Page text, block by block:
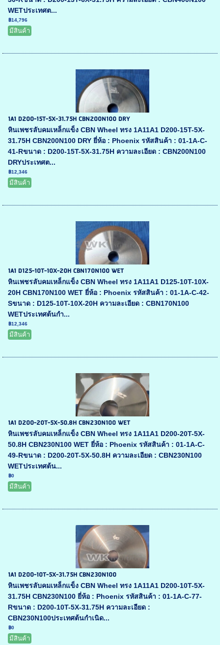
WETประเทศต...
฿14,796
มีสินค้า
1A1 D200-15T-5X-31.75H CBN200N100 DRY
หินเพชรลับคมเหล็กแข็ง CBN Wheel ทรง 1A11A1 D200-15T-5X-
31.75H CBN200N100 DRY ยี่ห้อ : Phoenix รหัสสินค้า : 01-1A-C-
41-Rขนาด : D200-15T-5X-31.75H ความละเอียด : CBN200N100
DRYประเทศต...
฿12,346
มีสินค้า
1A1 D125-10T-10X-20H CBN170N100 WET
หินเพชรลับคมเหล็กแข็ง CBN Wheel ทรง 1A11A1 D125-10T-10X-
20H CBN170N100 WET ยี่ห้อ : Phoenix รหัสสินค้า : 01-1A-C-42-
Sขนาด : D125-10T-10X-20H ความละเอียด : CBN170N100
WETประเทศต้นกำ...
฿12,346
มีสินค้า
1A1 D200-20T-5X-50.8H CBN230N100 WET
หินเพชรลับคมเหล็กแข็ง CBN Wheel ทรง 1A11A1 D200-20T-5X-
50.8H CBN230N100 WET ยี่ห้อ : Phoenix รหัสสินค้า : 01-1A-C-
49-Rขนาด : D200-20T-5X-50.8H ความละเอียด : CBN230N100
WETประเทศต้น...
฿0
มีสินค้า
1A1 D200-10T-5X-31.75H CBN230N100
หินเพชรลับคมเหล็กแข็ง CBN Wheel ทรง 1A11A1 D200-10T-5X-
31.75H CBN230N100 ยี่ห้อ : Phoenix รหัสสินค้า : 01-1A-C-77-
Rขนาด : D200-10T-5X-31.75H ความละเอียด :
CBN230N100ประเทศต้นกำเนิด...
฿0
มีสินค้า